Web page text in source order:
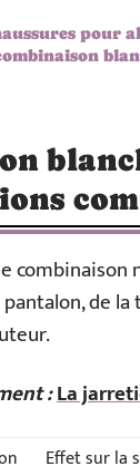
pour
de
:La
Effet sur la